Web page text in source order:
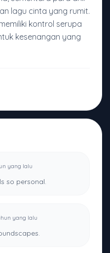
lagu cinta yang rumit.
kontrol serupa
kesenangan yang
yang lalu
so personal.
yang lalu